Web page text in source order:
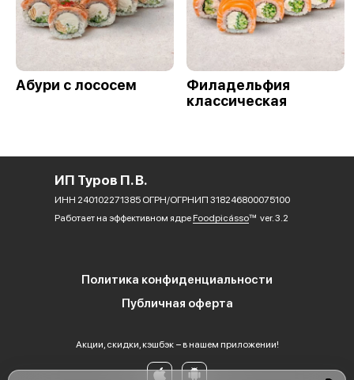
Абури с лососем
Филадельфия
классическая
ИП Туров П. В.
ИНН 240102271385 ОГРН/ОГРНИП 318246800075100
Работает на эффективном ядре Foodpicássover. 3.2
Политика конфиденциальности
Публичная оферта
Акции, скидки, кэшбэк − в нашем приложении!